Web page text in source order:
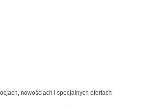
nowościach i specjalnych ofertach